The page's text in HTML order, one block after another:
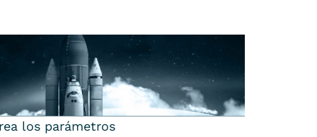
los parámetros